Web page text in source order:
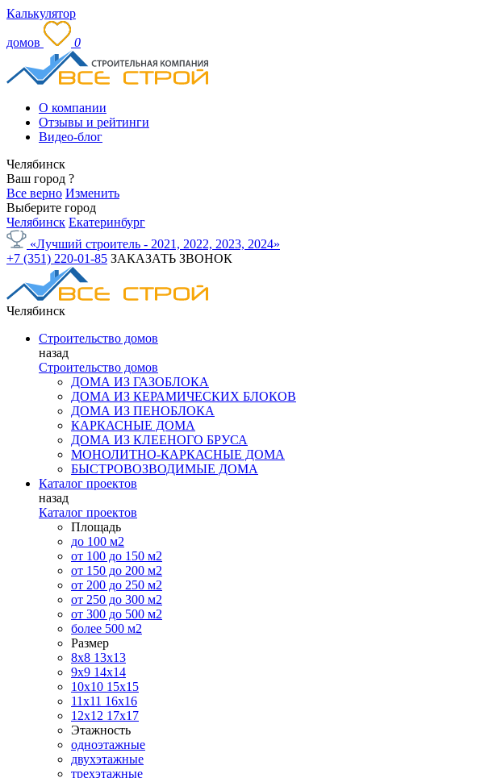
Калькулятор
домов 0
О компании
Отзывы и рейтинги
Видео-блог
Челябинск
Ваш город ?
Все верно Изменить
Выберите город
Челябинск Екатеринбург
«Лучший строитель - 2021, 2022, 2023, 2024»
+7 (351) 220-01-85 ЗАКАЗАТЬ ЗВОНОК
Челябинск
Строительство домов
назад
Строительство домов
ДОМА ИЗ ГАЗОБЛОКА
ДОМА ИЗ КЕРАМИЧЕСКИХ БЛОКОВ
ДОМА ИЗ ПЕНОБЛОКА
КАРКАСНЫЕ ДОМА
ДОМА ИЗ КЛЕЕНОГО БРУСА
МОНОЛИТНО-КАРКАСНЫЕ ДОМА
БЫСТРОВОЗВОДИМЫЕ ДОМА
Каталог проектов
назад
Каталог проектов
Площадь
до 100 м2
от 100 до 150 м2
от 150 до 200 м2
от 200 до 250 м2
от 250 до 300 м2
от 300 до 500 м2
более 500 м2
Размер
8х8 13х13
9х9 14х14
10х10 15х15
11x11 16х16
12х12 17х17
Этажность
одноэтажные
двухэтажные
трехэтажные